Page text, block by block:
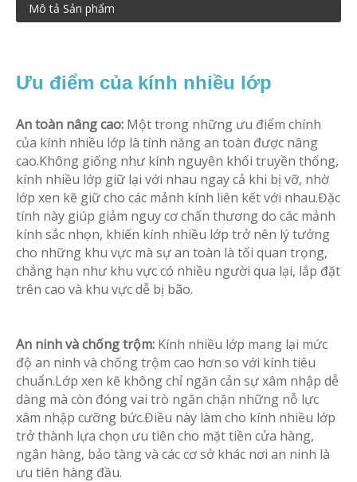
Mô tả Sản phẩm
Ưu điểm của kính nhiều lớp
An toàn nâng cao: Một trong những ưu điểm chính
của kính nhiều lớp là tính năng an toàn được nâng
cao.Không giống như kính nguyên khối truyền thống,
kính nhiều lớp giữ lại với nhau ngay cả khi bị vỡ, nhờ
lớp xen kẽ giữ cho các mảnh kính liên kết với nhau.Đặc
tính này giúp giảm nguy cơ chấn thương do các mảnh
kính sắc nhọn, khiến kính nhiều lớp trở nên lý tưởng
cho những khu vực mà sự an toàn là tối quan trọng,
chẳng hạn như khu vực có nhiều người qua lại, lắp đặt
trên cao và khu vực dễ bị bão.
An ninh và chống trộm: Kính nhiều lớp mang lại mức
độ an ninh và chống trộm cao hơn so với kính tiêu
chuẩn.Lớp xen kẽ không chỉ ngăn cản sự xâm nhập dễ
dàng mà còn đóng vai trò ngăn chặn những nỗ lực
xâm nhập cưỡng bức.Điều này làm cho kính nhiều lớp
trở thành lựa chọn ưu tiên cho mặt tiền cửa hàng,
ngân hàng, bảo tàng và các cơ sở khác nơi an ninh là
ưu tiên hàng đầu.